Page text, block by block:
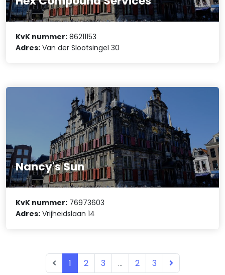
KvK nummer: 86211153
Adres: Van der Slootsingel 30
Nancy's Sun
KvK nummer: 76973603
Adres: Vrijheidslaan 14
1 2 3 ... 2 3